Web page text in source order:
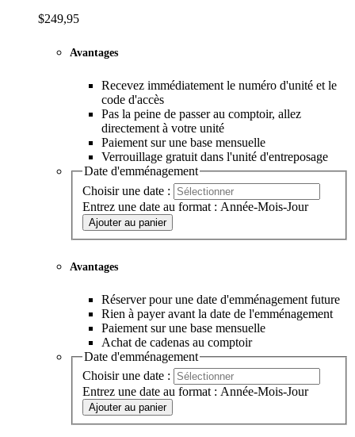
$249,95
Avantages
Recevez immédiatement le numéro d'unité et le
code d'accès
Pas la peine de passer au comptoir, allez
directement à votre unité
Paiement sur une base mensuelle
Verrouillage gratuit dans l'unité d'entreposage
Date d'emménagement
Choisir une date :
Entrez une date au format : Année-Mois-Jour
Ajouter au panier
Avantages
Réserver pour une date d'emménagement future
Rien à payer avant la date de l'emménagement
Paiement sur une base mensuelle
Achat de cadenas au comptoir
Date d'emménagement
Choisir une date :
Entrez une date au format : Année-Mois-Jour
Ajouter au panier